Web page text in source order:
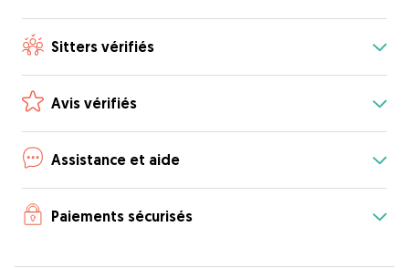
Sitters vérifiés
Avis vérifiés
Assistance et aide
Paiements sécurisés